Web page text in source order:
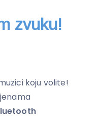
zvuku!
koju volite!